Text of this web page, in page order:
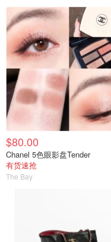
$80.00
Chanel 5色眼影盘Tender
有货速抢
The Bay